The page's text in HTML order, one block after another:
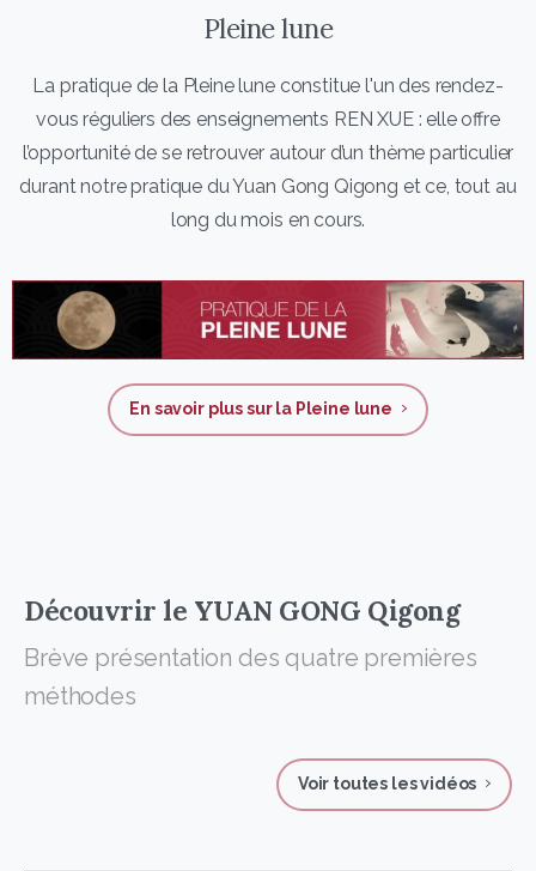
Pleine lune
La pratique de la Pleine lune constitue l'un des rendez-
vous réguliers des enseignements REN XUE : elle offre
l’opportunité de se retrouver autour d’un thème particulier
durant notre pratique du Yuan Gong Qigong et ce, tout au
long du mois en cours.
En savoir plus sur la Pleine lune
Découvrir le YUAN GONG Qigong
Brève présentation des quatre premières
méthodes
Voir toutes les vidéos